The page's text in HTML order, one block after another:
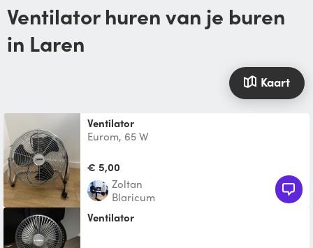
Ventilator huren van je buren
in Laren
Kaart
Ventilator
Eurom, 65 W
€ 5,00
Zoltan
Blaricum
Ventilator